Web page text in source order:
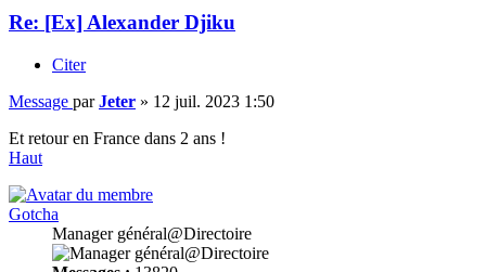
Re: [Ex] Alexander Djiku
Citer
Message parJeter » 12 juil. 2023 1:50
Et retour en France dans 2 ans !
Haut
Gotcha
Manager général@Directoire